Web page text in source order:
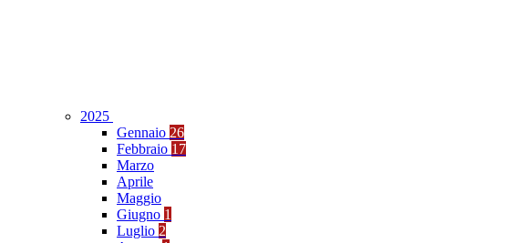
2025
Gennaio 26
Febbraio 17
Marzo
Aprile
Maggio
Giugno 1
Luglio 2